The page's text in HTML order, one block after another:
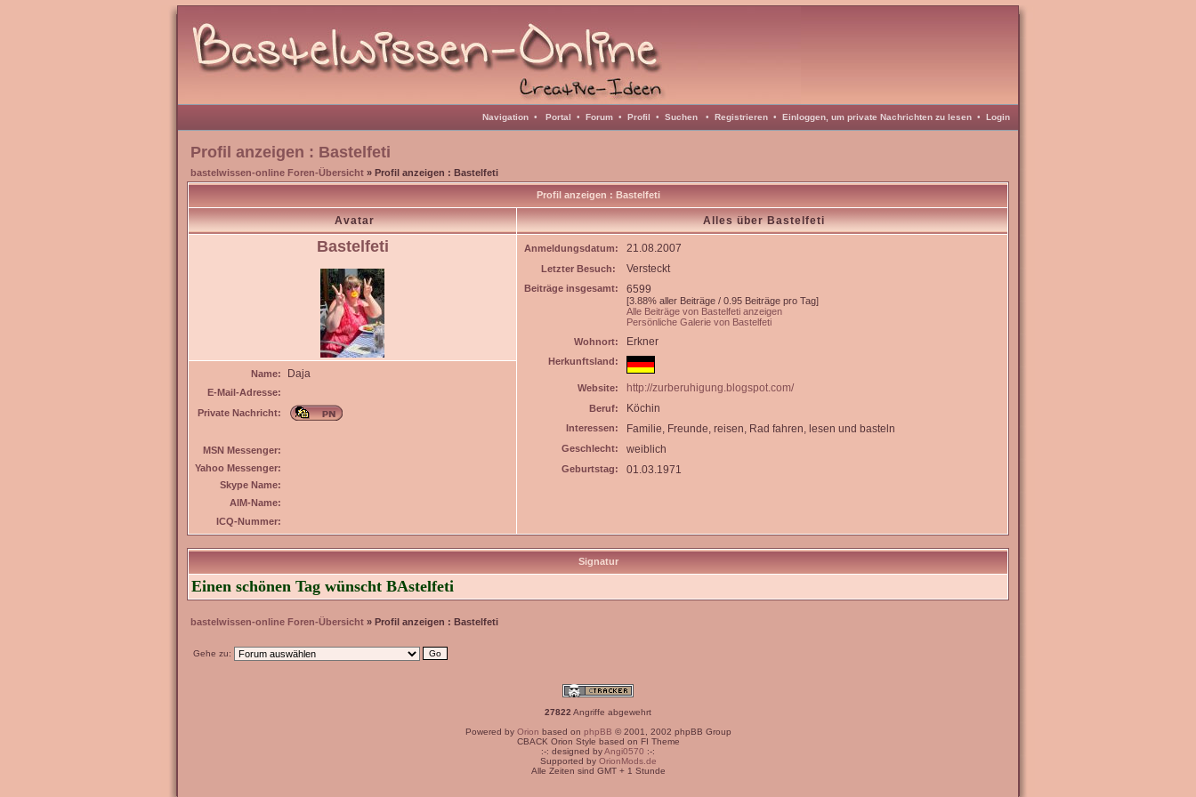
Navigation • Portal • Forum • Profil • Suchen • Registrieren • Einloggen, um private Nachrichten zu lesen • Login
Profil anzeigen : Bastelfeti
bastelwissen-online Foren-Übersicht » Profil anzeigen : Bastelfeti
Profil anzeigen : Bastelfeti
Avatar Alles über Bastelfeti
Bastelfeti Anmeldungsdatum: 21.08.2007
Letzter Besuch: Versteckt
Beiträge insgesamt: 6599
[3.88% aller Beiträge / 0.95 Beiträge pro Tag]
Alle Beiträge von Bastelfeti anzeigen
Persönliche Galerie von Bastelfeti
Wohnort:
Erkner
Herkunftsland:
Website: http://zurberuhigung.blogspot.com/
Beruf: Köchin
Interessen: Familie, Freunde, reisen, Rad fahren, lesen und basteln
Geschlecht: weiblich
Geburtstag: 01.03.1971
Name: Daja
E-Mail-Adresse:
Private Nachricht:
MSN Messenger:
Yahoo Messenger:
Skype Name:
AIM-Name:
ICQ-Nummer:
Signatur
Einen schönen Tag wünscht BAstelfeti
bastelwissen-online Foren-Übersicht » Profil anzeigen : Bastelfeti
Gehe zu:
27822 Angriffe abgewehrt
Powered by Orion based on phpBB © 2001, 2002 phpBB Group
CBACK Orion Style based on FI Theme
:-: designed byAngi0570 :-:
Supported by OrionMods.de
Alle Zeiten sind GMT + 1 Stunde